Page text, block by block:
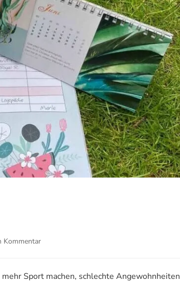
Kommentarzu
–
Sport machen, schlechte Angewohnheiten